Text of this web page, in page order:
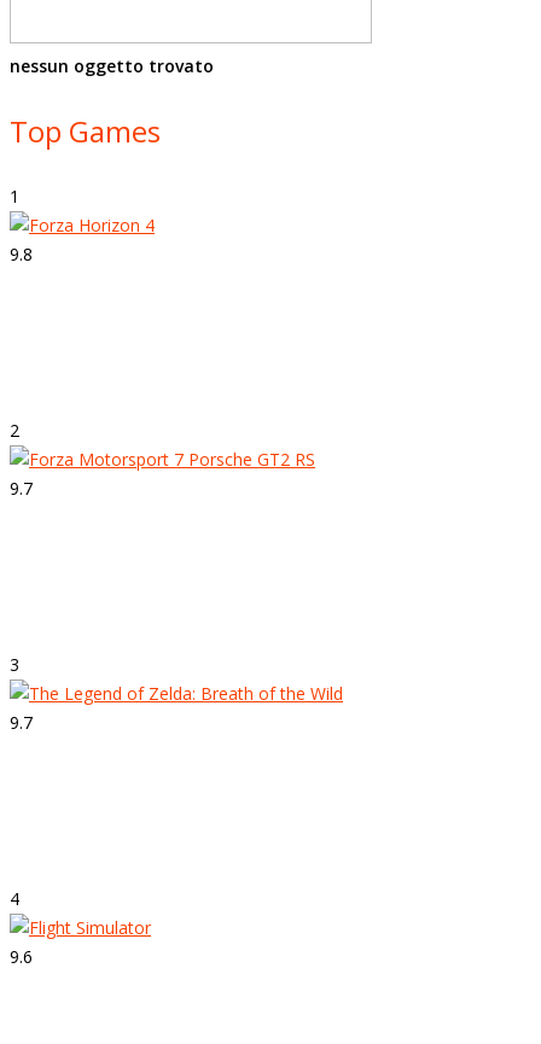
nessun oggetto trovato
Top Games
1
9.8
2
9.7
3
9.7
4
9.6